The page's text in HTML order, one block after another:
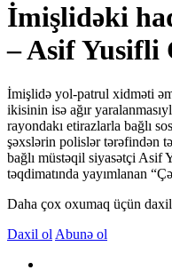
İmişlidəki
– Asif Yusifli
İmişlidə yol-patrul xidməti
ikisinin isə ağır
rayondakı etirazlarla bağlı
şəxslərin polislər tərəfindən
bağlı müstəqil siyasətçi Asif
təqdimatında yayımlanan
Daha çox oxumaq üçün
Daxil ol Abunə ol